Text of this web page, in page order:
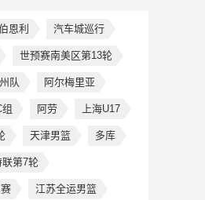
恩利 汽车城巡行
世预赛南美区第13轮
队 阿尔梅里亚
阿劳 上海U17
天津男篮 多库
联第7轮
江苏全运男篮